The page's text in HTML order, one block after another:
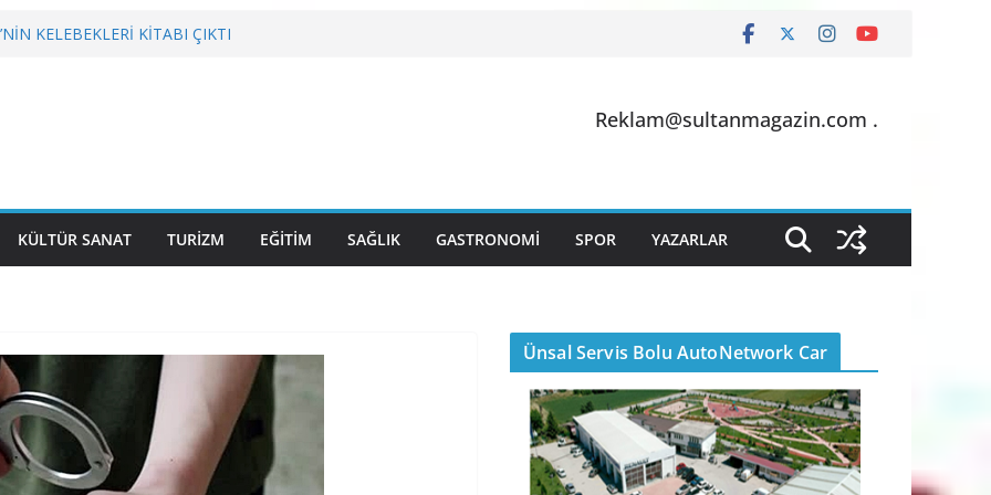
KELEBEKLERİ KİTABI ÇIKTI
Reklam@sultanmagazin.com .
KÜLTÜR SANAT TURİZM EĞİTİM SAĞLIK GASTRONOMİ SPOR YAZARLAR
Ünsal Servis Bolu AutoNetwork Car